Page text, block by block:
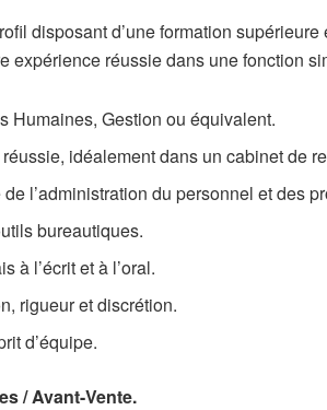
disposant d’une formation
expérience réussie dans une fonction
Humaines, Gestion ou équivalent.
idéalement dans un cabinet de
l’administration du personnel et des
bureautiques.
à l’écrit et à l’oral.
rigueur et discrétion.
d’équipe.
/ Avant-Vente.